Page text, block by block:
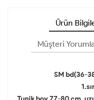
Ürün
Müşteri
SM bd(36-